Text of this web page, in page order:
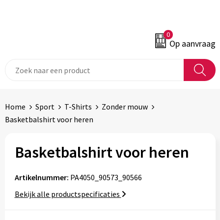
0
Op aanvraag
Home Sport T-Shirts
Zonder mouw
Basketbalshirt voor heren
Basketbalshirt voor heren
Artikelnummer: PA4050_90573_90566
Bekijk alle productspecificaties